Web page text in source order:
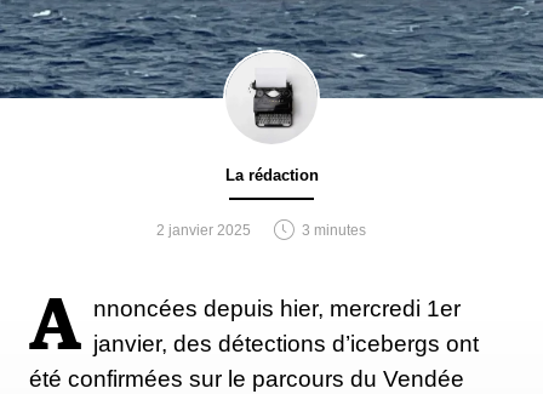
La rédaction
2 janvier 2025 3 minutes
A nnoncées depuis hier, mercredi 1er
janvier, des détections d’icebergs ont
été confirmées sur le parcours du Vendée